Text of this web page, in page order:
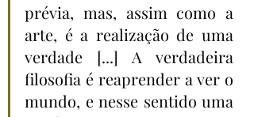
prévia, mas, assim como a
arte, é a realização de uma
verdade [...] A verdadeira
filosofia é reaprender a ver o
mundo, e nesse sentido uma